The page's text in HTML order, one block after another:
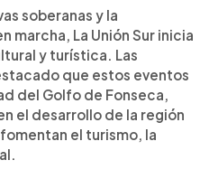
soberanas y la
marcha, La Unión Sur inicia
y turística. Las
que estos eventos
del Golfo de Fonseca,
el desarrollo de la región
el turismo, la